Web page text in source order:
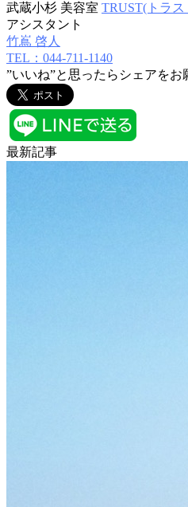
武蔵小杉 美容室 TRUST(トラス
アシスタント
竹嶌 啓人
TEL：044-711-1140
”いいね”と思ったらシェアをお
最新記事